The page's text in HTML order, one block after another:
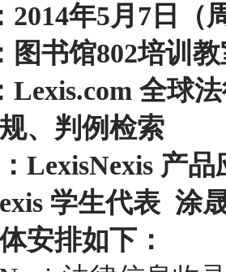
2014年5月 7日（
图书馆802培训教
Lexis.com 全球
、判例检索
LexisNexis 产品
学生代表 涂
安排如下：